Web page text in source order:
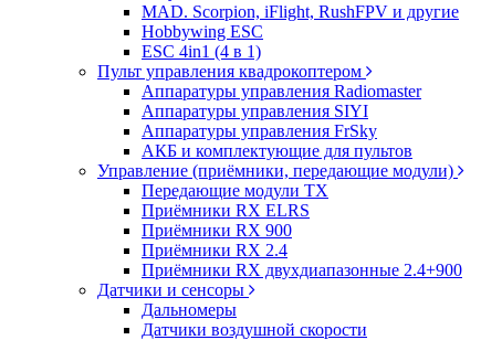
MAD. Scorpion, iFlight, RushFPV и другие
Hobbywing ESC
ESC 4in1 (4 в 1)
Пульт управления квадрокоптером
Аппаратуры управления Radiomaster
Аппаратуры управления SIYI
Аппаратуры управления FrSky
АКБ и комплектующие для пультов
Управление (приёмники, передающие модули)
Передающие модули TX
Приёмники RX ELRS
Приёмники RX 900
Приёмники RX 2.4
Приёмники RX двухдиапазонные 2.4+900
Датчики и сенсоры
Дальномеры
Датчики воздушной скорости